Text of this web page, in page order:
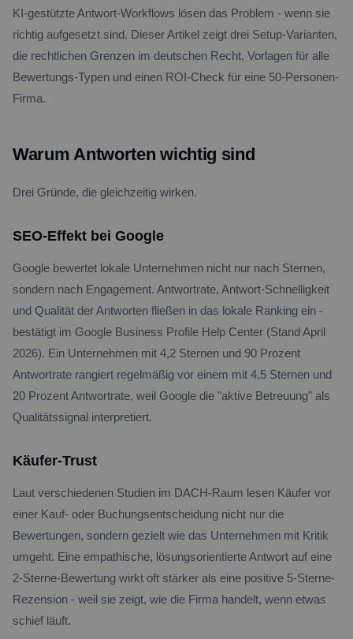
KI-gestützte Antwort-Workflows lösen das Problem - wenn sie
richtig aufgesetzt sind. Dieser Artikel zeigt drei Setup-Varianten,
die rechtlichen Grenzen im deutschen Recht, Vorlagen für alle
Bewertungs-Typen und einen ROI-Check für eine 50-Personen-
Firma.
Warum Antworten wichtig sind
Drei Gründe, die gleichzeitig wirken.
SEO-Effekt bei Google
Google bewertet lokale Unternehmen nicht nur nach Sternen,
sondern nach Engagement. Antwortrate, Antwort-Schnelligkeit
und Qualität der Antworten fließen in das lokale Ranking ein -
bestätigt im Google Business Profile Help Center (Stand April
2026). Ein Unternehmen mit 4,2 Sternen und 90 Prozent
Antwortrate rangiert regelmäßig vor einem mit 4,5 Sternen und
20 Prozent Antwortrate, weil Google die "aktive Betreuung" als
Qualitätssignal interpretiert.
Käufer-Trust
Laut verschiedenen Studien im DACH-Raum lesen Käufer vor
einer Kauf- oder Buchungsentscheidung nicht nur die
Bewertungen, sondern gezielt wie das Unternehmen mit Kritik
umgeht. Eine empathische, lösungsorientierte Antwort auf eine
2-Sterne-Bewertung wirkt oft stärker als eine positive 5-Sterne-
Rezension - weil sie zeigt, wie die Firma handelt, wenn etwas
schief läuft.